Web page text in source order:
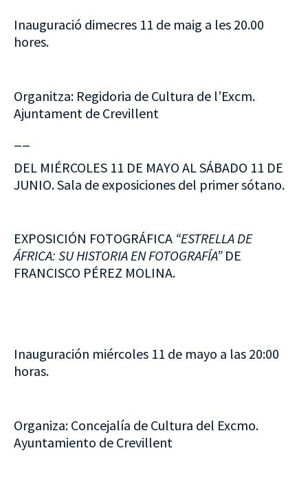
Inauguració dimecres 11 de maig a les 20.00
hores.
Organitza: Regidoria de Cultura de l’Excm.
Ajuntament de Crevillent
DEL MIÉRCOLES 11 DE MAYO AL SÁBADO 11 DE
JUNIO. Sala de exposiciones del primer sótano.
EXPOSICIÓN FOTOGRÁFICA “ESTRELLA DE
ÁFRICA: SU HISTORIA EN FOTOGRAFÍA” DE
FRANCISCO PÉREZ MOLINA.
Inauguración miércoles 11 de mayo a las 20:00
horas.
Organiza: Concejalía de Cultura del Excmo.
Ayuntamiento de Crevillent